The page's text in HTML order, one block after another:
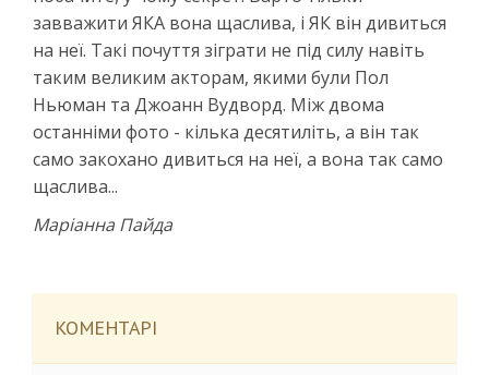
завважити ЯКА вона щаслива, і ЯК він дивиться
на неї. Такі почуття зіграти не під силу навіть
таким великим акторам, якими були Пол
Ньюман та Джоанн Вудворд. Між двома
останніми фото - кілька десятиліть, а він так
само закохано дивиться на неї, а вона так само
щаслива...
Маріанна Пайда
КОМЕНТАРІ